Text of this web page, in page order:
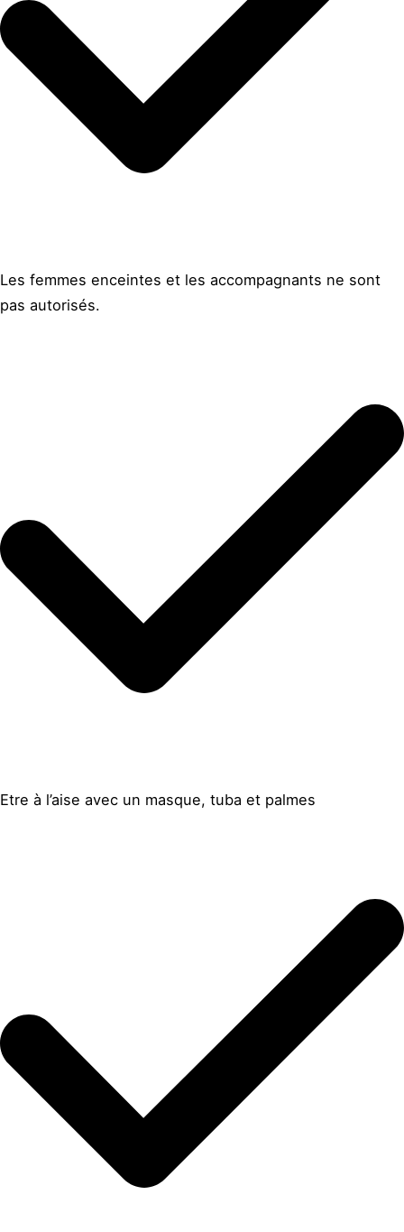
Les femmes enceintes et les accompagnants ne sont
pas autorisés.
Etre à l’aise avec un masque, tuba et palmes